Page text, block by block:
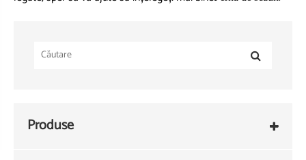
Produse